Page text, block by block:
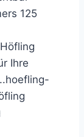
125
Ihre